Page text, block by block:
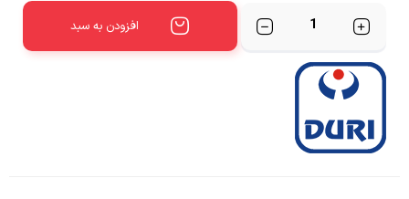
تعداد
افزودن به سبد